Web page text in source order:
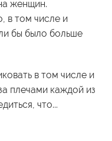
женщин.
в том числе и
бы было больше
в том числе и
плечами каждой из
что...